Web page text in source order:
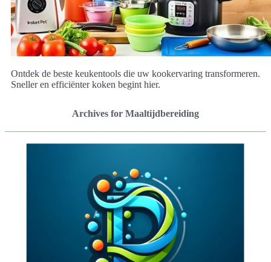
Ontdek de beste keukentools die uw kookervaring transformeren.
Sneller en efficiënter koken begint hier.
Archives for Maaltijdbereiding